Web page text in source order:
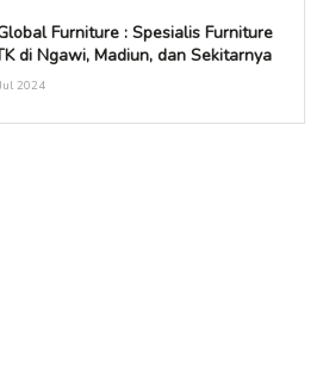
Furniture : Spesialis Furniture
di Ngawi, Madiun, dan Sekitarnya
2024